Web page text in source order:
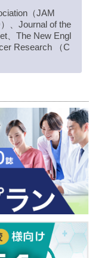
（JAM
、Journal of the
、The New Engl
Research （C